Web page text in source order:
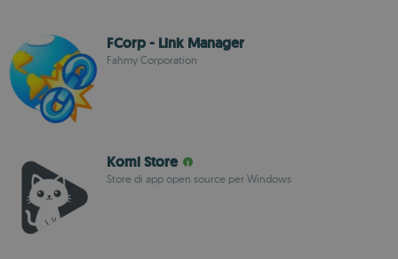
FCorp - Link Manager
Fahmy Corporation
Komi Store
Store di app open source per Windows